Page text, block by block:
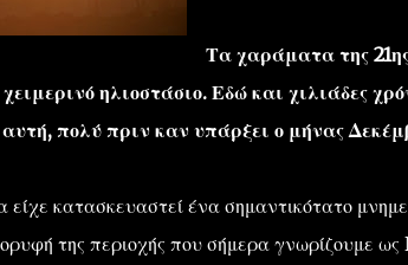
Τα χαράματα της
ηλιοστάσιο. Εδώ και χιλιάδες
πολύ πριν καν υπάρξει ο μήνας
κατασκευαστεί ένα σημαντικότατο
της περιοχής που σήμερα γνωρίζουμε